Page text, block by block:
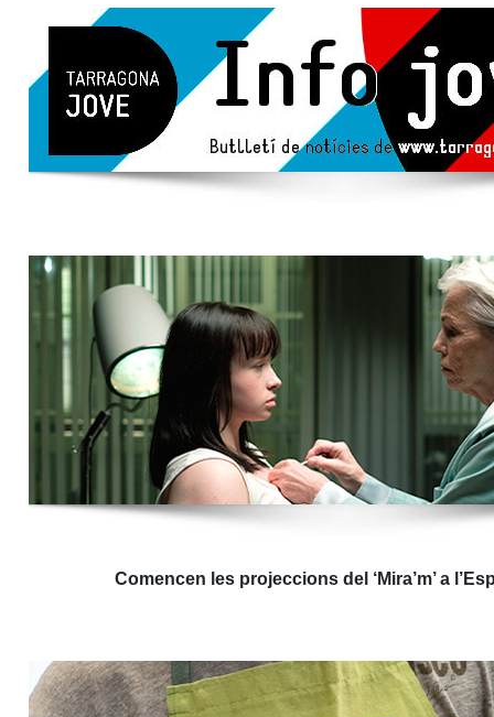
Comencen les projeccions del ‘Mira’m’ a